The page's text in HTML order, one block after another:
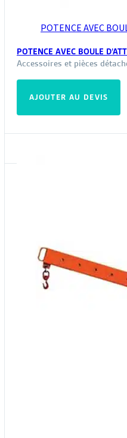
POTENCE AVEC
POTENCE AVEC BOULE
Accessoires et pièces
AJOUTER AU DEVIS